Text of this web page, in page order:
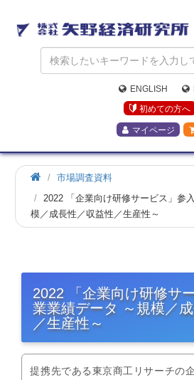
矢
野
経
済
研
究
所
ENGLISH
初めての方へ
マイページ
市場調査資料
2022 「企業向け研修サービス」参
模／成長性／収益性／生産性～
2022 「企業向け研修サ
業業績データ ～規模／
／生産性～
提携先である東京商工リサーチの